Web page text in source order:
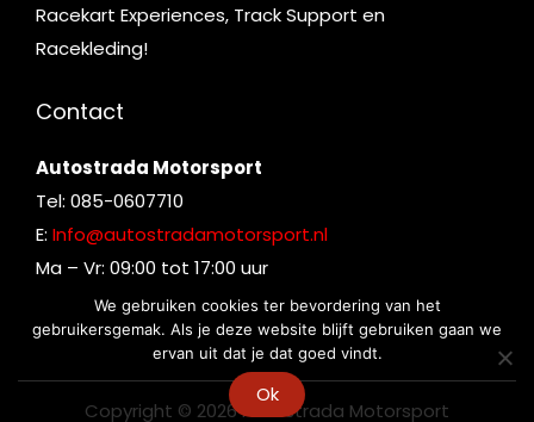
Racekart Experiences, Track Support en
Racekleding!
Contact
Autostrada Motorsport
Tel: 085-0607710
E: Info@autostradamotorsport.nl
Ma – Vr: 09:00 tot 17:00 uur
Copyright © 2026Autostrada Motorsport
We gebruiken cookies ter bevordering van het
gebruikersgemak. Als je deze website blijft gebruiken gaan we
ervan uit dat je dat goed vindt.
Ok